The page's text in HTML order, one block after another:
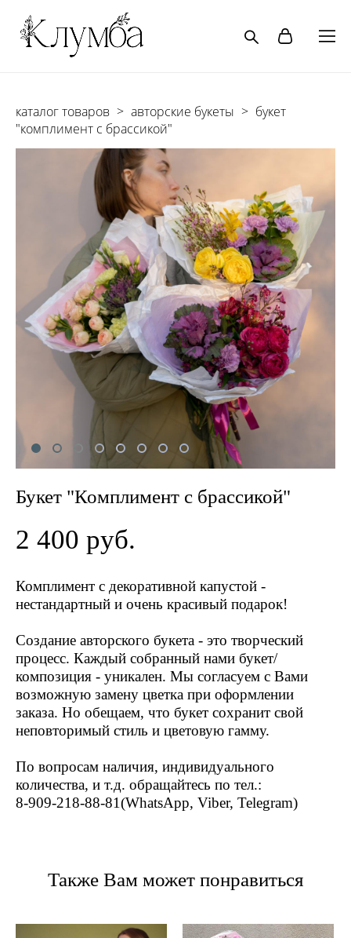
каталог товаров > авторские букеты > букет
"комплимент с брассикой"
Букет "Комплимент с брассикой"
2 400 pуб.
Комплимент с декоративной капустой -
нестандартный и очень красивый подарок!
Создание авторского букета - это творческий
процесс. Каждый собранный нами букет/
композиция - уникален. Мы согласуем с Вами
возможную замену цветка при оформлении
заказа. Но обещаем, что букет сохранит свой
неповторимый стиль и цветовую гамму.
По вопросам наличия, индивидуального
количества, и т.д. обращайтесь по тел.:
8-909-218-88-81(WhatsApp, Viber, Telegram)
Также Вам может понравиться